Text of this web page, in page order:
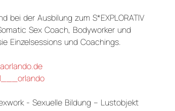
bei der Ausbilung zum S*EXPLORATIV
Sex Coach, Bodyworker und
Einzelsessions und Coachings.
- Sexuelle Bildung – Lustobjekt